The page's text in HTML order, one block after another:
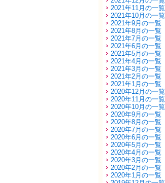
2021年11月の一覧
2021年10月の一覧
2021年9月の一覧
2021年8月の一覧
2021年7月の一覧
2021年6月の一覧
2021年5月の一覧
2021年4月の一覧
2021年3月の一覧
2021年2月の一覧
2021年1月の一覧
2020年12月の一覧
2020年11月の一覧
2020年10月の一覧
2020年9月の一覧
2020年8月の一覧
2020年7月の一覧
2020年6月の一覧
2020年5月の一覧
2020年4月の一覧
2020年3月の一覧
2020年2月の一覧
2020年1月の一覧